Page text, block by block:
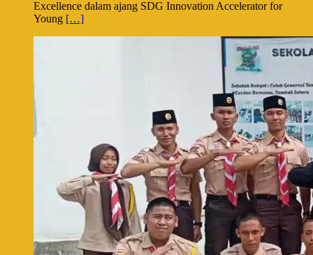
Excellence dalam ajang SDG Innovation Accelerator for
Young […]